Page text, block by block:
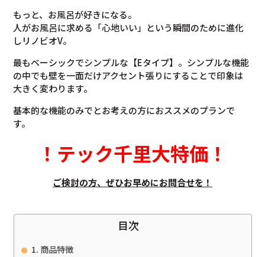
もっと、お風呂が好きになる。
人がお風呂に求める「心地いい」という瞬間のために進化
しリノビオV。
最もベーシックでシンプルな【Eタイプ】。シンプルな機能
の中でも壁を一面だけアクセント張りにすることで印象は
大きく変わります。
基本的な機能のみでとお考えの方におススメのプランで
す。
！ テック千里大特価 ！
ご検討の方、ぜひお早めにお問合せを！
目次
商品特徴